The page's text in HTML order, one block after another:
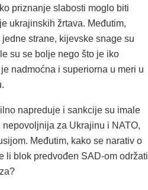
priznanje slabosti moglo biti
ukrajinskih žrtava. Međutim,
strane, kijevske snage su
su se bolje nego što je iko
nadmoćna i superiorna u meri u
napreduje i sankcije su imale
za Ukrajinu i NATO,
Međutim, kako se narativ o
li blok predvođen SAD-om održati